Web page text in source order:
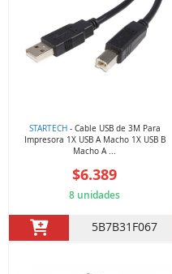
STARTECH - Cable USB de 3M Para
Impresora 1X USB A Macho 1X USB B
Macho A ...
$6.389
8 unidades
5B7B31F067